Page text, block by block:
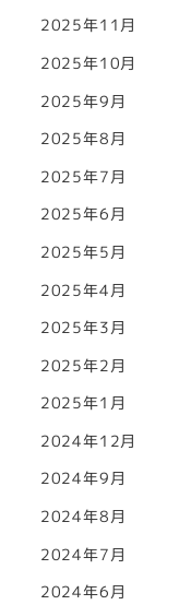
2025年11月
2025年10月
2025年9月
2025年8月
2025年7月
2025年6月
2025年5月
2025年4月
2025年3月
2025年2月
2025年1月
2024年12月
2024年9月
2024年8月
2024年7月
2024年6月